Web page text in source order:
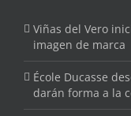
Viñas del Vero
imagen de marca
École Ducasse
darán forma a la